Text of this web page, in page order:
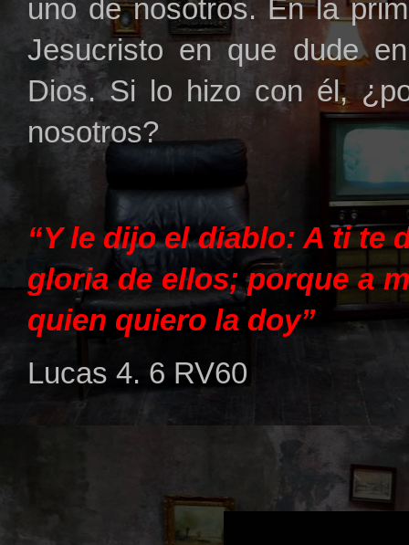
uno de nosotros. En la
Jesucristo en que dude
Dios. Si lo hizo con él,
nosotros?
“Y le dijo el diablo: A ti te
gloria de ellos; porque a
quien quiero la doy”
Lucas 4. 6 RV60